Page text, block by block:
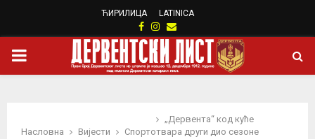
ЋИРИЛИЦА LATINICA
Facebook
Instagram
Email
PRIMARY
Насловна Вијести Спорт
„Дервента“ код куће
отвара други дио сезоне